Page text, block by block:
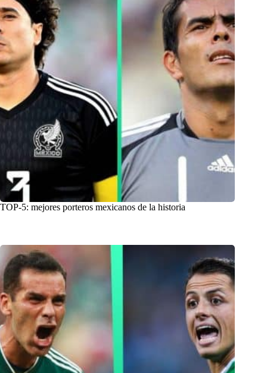
TOP-5: mejores porteros mexicanos de la historia